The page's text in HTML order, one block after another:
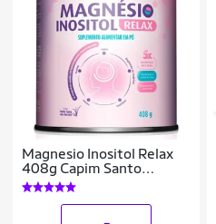
Magnesio Inositol Relax
408g Capim Santo
Hortela - Equaliv